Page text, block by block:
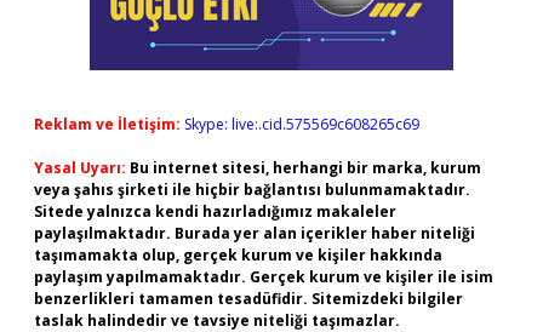
Reklam ve İletişim: Skype: live:.cid.575569c608265c69
Yasal Uyarı: Bu internet sitesi, herhangi bir marka, kurum
veya şahıs şirketi ile hiçbir bağlantısı bulunmamaktadır.
Sitede yalnızca kendi hazırladığımız makaleler
paylaşılmaktadır. Burada yer alan içerikler haber niteliği
taşımamakta olup, gerçek kurum ve kişiler hakkında
paylaşım yapılmamaktadır. Gerçek kurum ve kişiler ile isim
benzerlikleri tamamen tesadüfidir. Sitemizdeki bilgiler
taslak halindedir ve tavsiye niteliği taşımazlar.